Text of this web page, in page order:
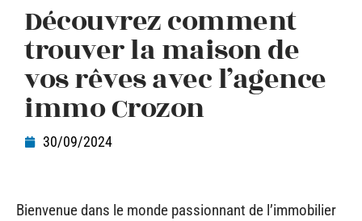
Découvrez comment
trouver la maison de
vos rêves avec l’agence
immo Crozon
30/09/2024
Bienvenue dans le monde passionnant de l’immobilier